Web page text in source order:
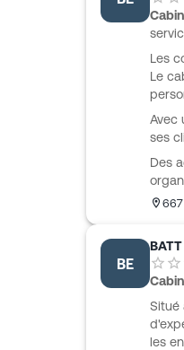
Les
Le
Avec
ses
Des
667
BE
Situé
les